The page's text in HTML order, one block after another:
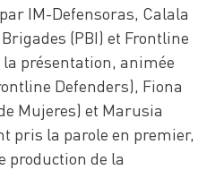
IM-Defensoras, Calala
(PBI) et Frontline
la présentation, animée
Defenders), Fiona
Mujeres) et Marusia
pris la parole en premier,
production de la